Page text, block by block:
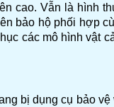
cao. Vẫn là hình
bảo hộ phối hợp
các mô hình vật
bị dụng cụ bảo vệ